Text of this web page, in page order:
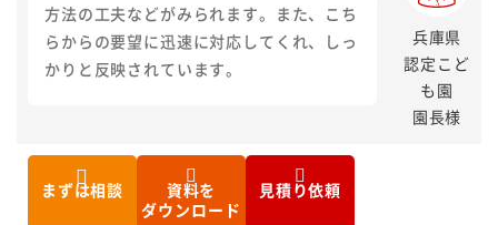
方法の工夫などがみられます。また、こち
らからの要望に迅速に対応してくれ、しっ
かりと反映されています。
兵庫県
認定こど
も園
園長様
まずは相談
資料を
ダウンロード
見積り依頼